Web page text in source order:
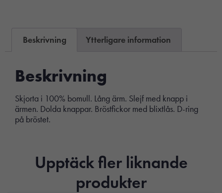
Beskrivning Ytterligare information
Beskrivning
Skjorta i 100% bomull. Lång ärm. Slejf med knapp i
ärmen. Dolda knappar. Bröstfickor med blixtlås. D-ring
på bröstet.
Upptäck fler liknande
produkter